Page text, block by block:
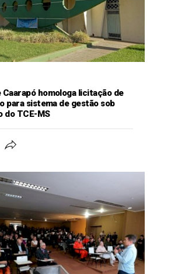
homologa licitação de
para sistema de gestão sob
do TCE-MS